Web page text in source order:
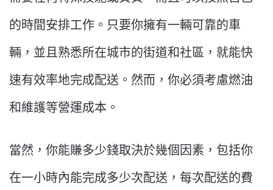
的時間安排工作。只要你擁有一輛可靠的車
輛，並且熟悉所在城市的街道和社區，就能快
速有效率地完成配送。然而，你必須考慮燃油
和維護等營運成本。
當然，你能賺多少錢取決於幾個因素，包括你
在一小時內能完成多少次配送，每次配送的費